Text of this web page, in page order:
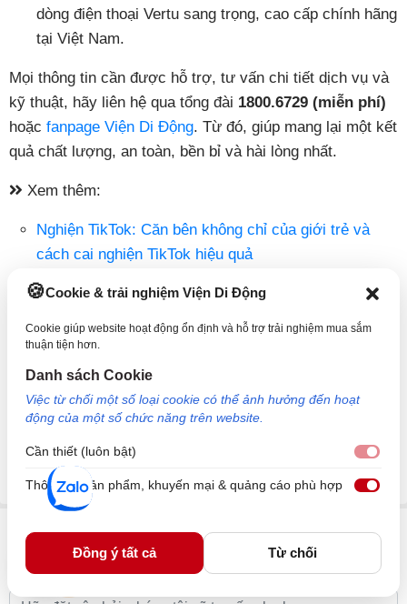
Cookie & trải nghiệm Viện Di Động
Cookie giúp website hoạt động ổn định và hỗ trợ trải nghiệm mua sắm
thuận tiện hơn.
Danh sách Cookie
Việc từ chối một số loại cookie có thể ảnh hưởng đến hoạt
động của một số chức năng trên website.
Cần thiết (luôn bật)
Thông tin sản phẩm, khuyến mại & quảng cáo phù hợp
Đồng ý tất cả Từ chối
dòng điện thoại Vertu sang trọng, cao cấp chính hãng
tại Việt Nam.
Mọi thông tin cần được hỗ trợ, tư vấn chi tiết dịch vụ và
kỹ thuật, hãy liên hệ qua tổng đài 1800.6729 (miễn phí)
hoặc fanpage Viện Di Động. Từ đó, giúp mang lại một kết
quả chất lượng, an toàn, bền bỉ và hài lòng nhất.
Xem thêm:
Nghiện TikTok: Căn bên không chỉ của giới trẻ và
cách cai nghiện TikTok hiệu quả
Cách chụp ảnh trên TikTok đẹp, chất lượng và vô
Vì sao chuyển video từ iPhone sang máy tính
thường gặp lỗi? Cách khắc phục
CapCut là gì? Ứng dụng chỉnh sửa video miễn phí –
Cách tải, cách sử dụng
Bình luận & hỏi đáp
Nội dung